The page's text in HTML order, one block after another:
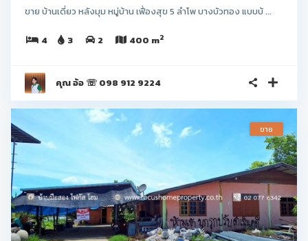
ขาย บ้านเดี่ยว หลังมุม หมู่บ้าน เฟื่องสุข 5 ลำโพ บางบัวทอง แบบบ้ ...
4 3 2 400 m2
คุณ อ้อ ☏ 098 912 9224
ขาย